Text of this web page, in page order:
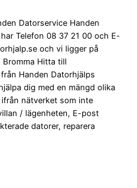
Datorservice Handen
Telefon 08 37 21 00 och E-
och vi ligger på
Bromma Hitta till
Handen Datorhjälps
dig med en mängd olika
nätverket som inte
/ lägenheten, E-post
datorer, reparera